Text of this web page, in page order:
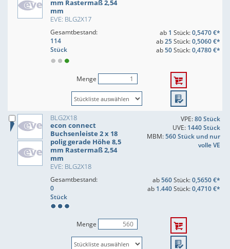
mm Rastermaß 2,54
mm
EVE: BLG2X17
Gesamtbestand:
114
Stück
ab 1 Stück:0,5470 €*
ab25Stück:0,5060 €*
ab50Stück:0,4780 €*
Menge
BLG2X18
econ connect
Buchsenleiste 2 x 18
polig gerade Höhe 8,5
mm Rastermaß 2,54
mm
EVE: BLG2X18
VPE:80 Stück
UVE: 1440 Stück
MBM:560 Stück und nur
volle VE
Gesamtbestand:
0
Stück
ab560Stück:0,5650 €*
ab 1.440Stück:0,4710 €*
Menge